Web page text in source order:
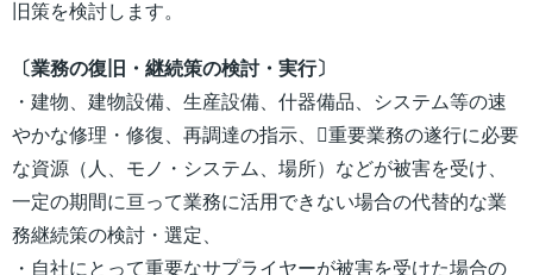
旧策を検討します。
〔業務の復旧・継続策の検討・実行〕
・建物、建物設備、生産設備、什器備品、システム等の速
やかな修理・修復、再調達の指示、重要業務の遂行に必要
な資源（人、モノ・システム、場所）などが被害を受け、
一定の期間に亘って業務に活用できない場合の代替的な業
務継続策の検討・選定、
・自社にとって重要なサプライヤーが被害を受けた場合の